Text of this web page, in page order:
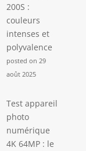
200S :
couleurs
intenses et
polyvalence
posted on 29
août 2025
Test appareil
photo
numérique
4K 64MP : le